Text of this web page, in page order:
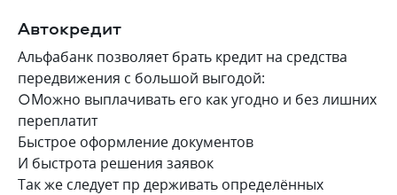
Автокредит
Альфабанк позволяет брать кредит на средства
передвижения с большой выгодой:
○Можно выплачивать его как угодно и без лишних
переплатит
Быстрое оформление документов
И быстрота решения заявок
Так же следует пр держивать определённых